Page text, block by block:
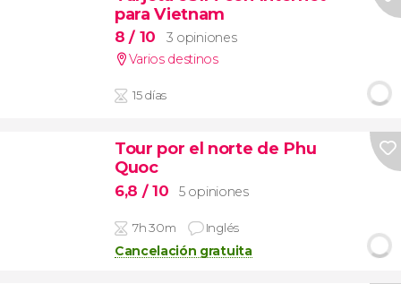
para Vietnam
8/ 10
3 opiniones
Varios destinos
15 días
Tour por el norte de Phu
Quoc
6,8 / 10 5 opiniones
7h 30m Inglés
Cancelación gratuita